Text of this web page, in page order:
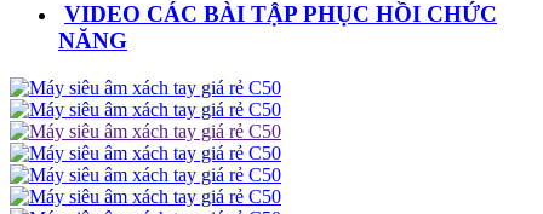
VIDEO CÁC BÀI TẬP PHỤC HỒI CHỨC
NĂNG